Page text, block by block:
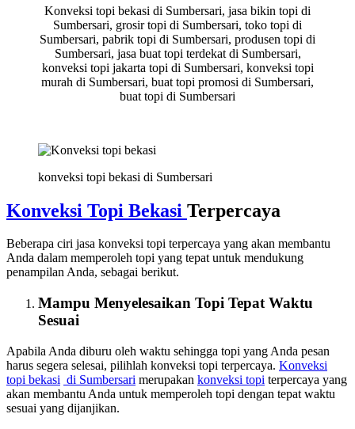
Konveksi topi bekasi di Sumbersari, jasa bikin topi di
Sumbersari, grosir topi di Sumbersari, toko topi di
Sumbersari, pabrik topi di Sumbersari, produsen topi di
Sumbersari, jasa buat topi terdekat di Sumbersari,
konveksi topi jakarta topi di Sumbersari, konveksi topi
murah di Sumbersari, buat topi promosi di Sumbersari,
buat topi di Sumbersari
konveksi topi bekasi di Sumbersari
Konveksi Topi Bekasi Terpercaya
Beberapa ciri jasa konveksi topi terpercaya yang akan membantu
Anda dalam memperoleh topi yang tepat untuk mendukung
penampilan Anda, sebagai berikut.
Mampu Menyelesaikan Topi Tepat Waktu
Sesuai
Apabila Anda diburu oleh waktu sehingga topi yang Anda pesan
harus segera selesai, pilihlah konveksi topi terpercaya. Konveksi
topi bekasi di Sumbersari merupakan konveksi topi terpercaya yang
akan membantu Anda untuk memperoleh topi dengan tepat waktu
sesuai yang dijanjikan.